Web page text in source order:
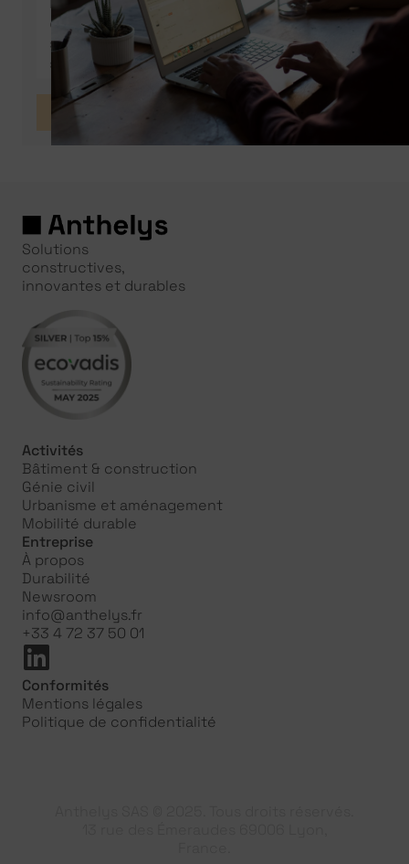
Solutions
constructives,
innovantes et durables
Activités
Bâtiment & construction
Génie civil
Urbanisme et aménagement
Mobilité durable
Entreprise
À propos
Durabilité
Newsroom
info@anthelys.fr
+33 4 72 37 50 01
Conformités
Mentions légales
Politique de confidentialité